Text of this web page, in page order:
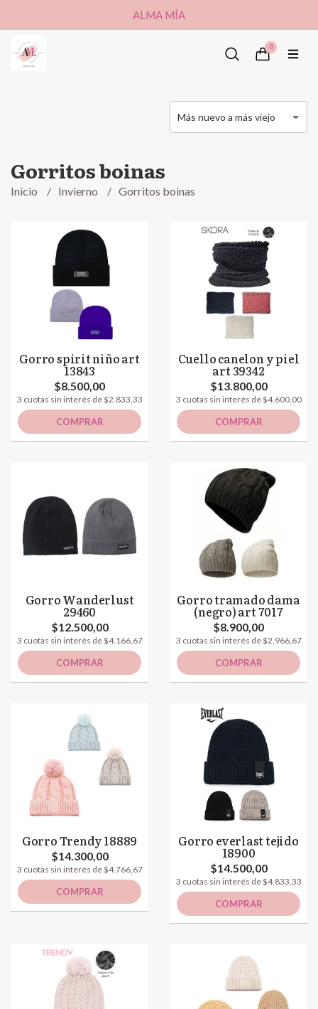
ALMA MÍA
0
Gorritos boinas
Inicio Invierno Gorritos boinas
Gorro spirit niño art
13843
$8.500,00
3 cuotas sin interés de $2.833,33
COMPRAR
Cuello canelon y piel
art 39342
$13.800,00
3 cuotas sin interés de $4.600,00
COMPRAR
Gorro Wanderlust
29460
$12.500,00
3 cuotas sin interés de $4.166,67
COMPRAR
Gorro tramado dama
(negro) art 7017
$8.900,00
3 cuotas sin interés de $2.966,67
COMPRAR
Gorro Trendy 18889
$14.300,00
3 cuotas sin interés de $4.766,67
COMPRAR
Gorro everlast tejido
18900
$14.500,00
3 cuotas sin interés de $4.833,33
COMPRAR